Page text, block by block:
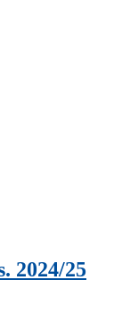
2024/25